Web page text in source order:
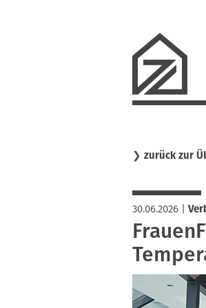
❯ zurück zur
30.06.2026|